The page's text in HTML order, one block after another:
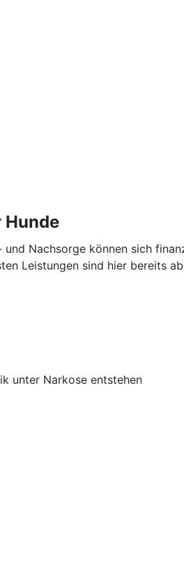
Nachsorge können sich
Leistungen sind hier bereits
unter Narkose entstehen